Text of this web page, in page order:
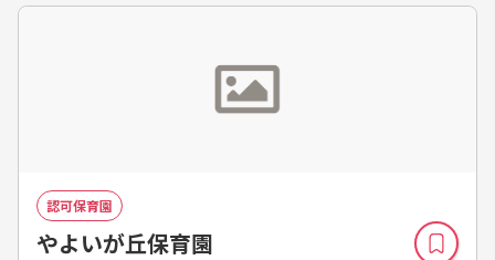
認可保育園
やよいが丘保育園